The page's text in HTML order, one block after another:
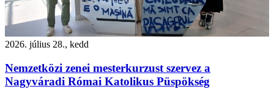
2026. július 28., kedd
Nemzetközi zenei mesterkurzust szervez a
Nagyváradi Római Katolikus Püspökség